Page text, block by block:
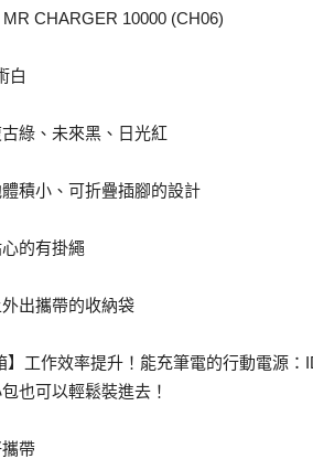
CHARGER 10000 (CH06)
白
綠、未來黑、日光紅
積小、可折疊插腳的設計
的有掛繩
出攜帶的收納袋
也可以輕鬆裝進去！
帶